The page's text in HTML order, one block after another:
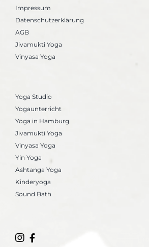
Impressum
Datenschutzerklärung
AGB
Jivamukti Yoga
Vinyasa Yoga
Yoga Studio
Yogaunterricht
Yoga in Hamburg
Jivamukti Yoga
Vinyasa Yoga
Yin Yoga
Ashtanga Yoga
Kinderyoga
Sound Bath